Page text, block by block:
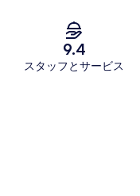
9.4
スタッフとサービス